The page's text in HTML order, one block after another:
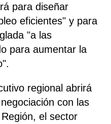
para diseñar
eficientes" y para
"a las
para aumentar la
regional abrirá
con las
el sector